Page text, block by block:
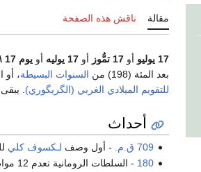
مقالة ناقش هذه الصفحة
17 يوليو أو 17 تمُّوز أو 17 يوليه أو يوم 17 \ 7 (اليوم السابع عشر من الشهر السابع)
بعد المئة (198) من
السنوات البسيطة، أو
للتقويم الميلادي الغربي (الگريگوري) . يبقى بعده 167
أحداث
709 ق.م. - أول وصف لـكسوف كلي
180 - السلطات الرومانية تعدم 12 مواطن في